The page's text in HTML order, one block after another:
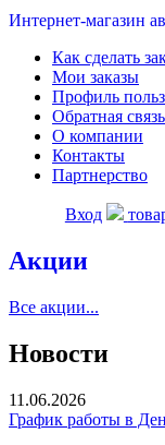
Интернет-магазин
Как сделать
Мои заказы
Профиль
Обратная связь
О компании
Контакты
Партнерство
Вход
Акции
Все акции...
Новости
11.06.2026
График работы в